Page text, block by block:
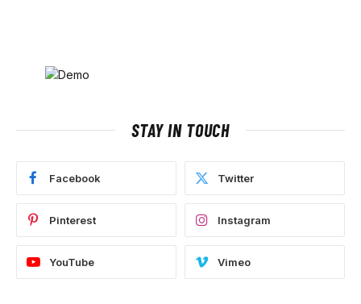
STAY IN TOUCH
Facebook Twitter
Pinterest Instagram
YouTube Vimeo